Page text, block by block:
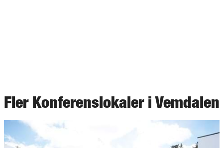
Fler Konferenslokaler i Vemdalen